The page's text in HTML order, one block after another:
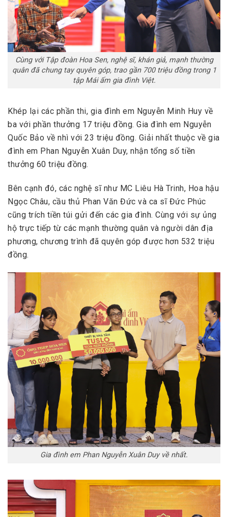
Cùng với Tập đoàn Hoa Sen, nghệ sĩ, khán giả, mạnh thường
quân đã chung tay quyên góp, trao gần 700 triệu đồng trong 1
tập Mái ấm gia đình Việt.
Khép lại các phần thi, gia đình em Nguyễn Minh Huy về
ba với phần thưởng 17 triệu đồng. Gia đình em Nguyễn
Quốc Bảo về nhì với 23 triệu đồng. Giải nhất thuộc về gia
đình em Phan Nguyễn Xuân Duy, nhận tổng số tiền
thưởng 60 triệu đồng.
Bên cạnh đó, các nghệ sĩ như MC Liêu Hà Trinh, Hoa hậu
Ngọc Châu, cầu thủ Phan Văn Đức và ca sĩ Đức Phúc
cũng trích tiền túi gửi đến các gia đình. Cùng với sự ủng
hộ trực tiếp từ các mạnh thường quân và người dân địa
phương, chương trình đã quyên góp được hơn 532 triệu
đồng.
Gia đình em Phan Nguyễn Xuân Duy về nhất.